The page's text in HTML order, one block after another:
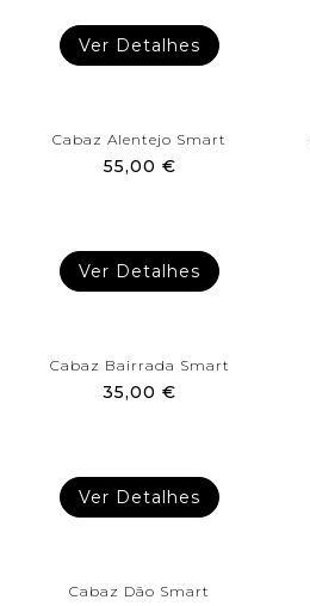
Ver Detalhes
Cabaz Alentejo Smart
55,00 €
Ver Detalhes
Cabaz Bairrada Smart
35,00 €
Ver Detalhes
Cabaz Dão Smart